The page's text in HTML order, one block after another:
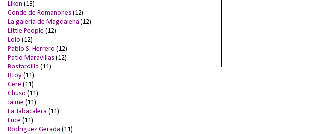
Liken (13)
Conde de Romanones (12)
La galería de Magdalena (12)
Little People (12)
Lolo (12)
Pablo S. Herrero (12)
Patio Maravillas (12)
Bastardilla (11)
Btoy (11)
Cere (11)
Chuso (11)
Jaime (11)
La Tabacalera (11)
Luce (11)
Rodríguez Gerada (11)